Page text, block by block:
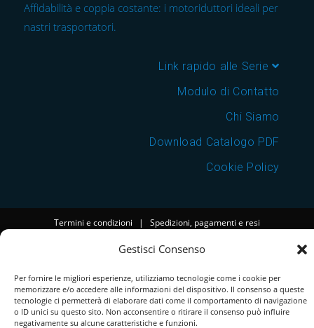
Gestisci Consenso
Per fornire le migliori esperienze, utilizziamo tecnologie come i cookie per
memorizzare e/o accedere alle informazioni del dispositivo. Il consenso a queste
tecnologie ci permetterà di elaborare dati come il comportamento di navigazione
o ID unici su questo sito. Non acconsentire o ritirare il consenso può influire
negativamente su alcune caratteristiche e funzioni.
Affidabilità e coppia costante: i motoriduttori ideali per
nastri trasportatori.
Link rapido alle Serie
Modulo di Contatto
Chi Siamo
Download Catalogo PDF
Cookie Policy
Termini e condizioni | Spedizioni, pagamenti e resi